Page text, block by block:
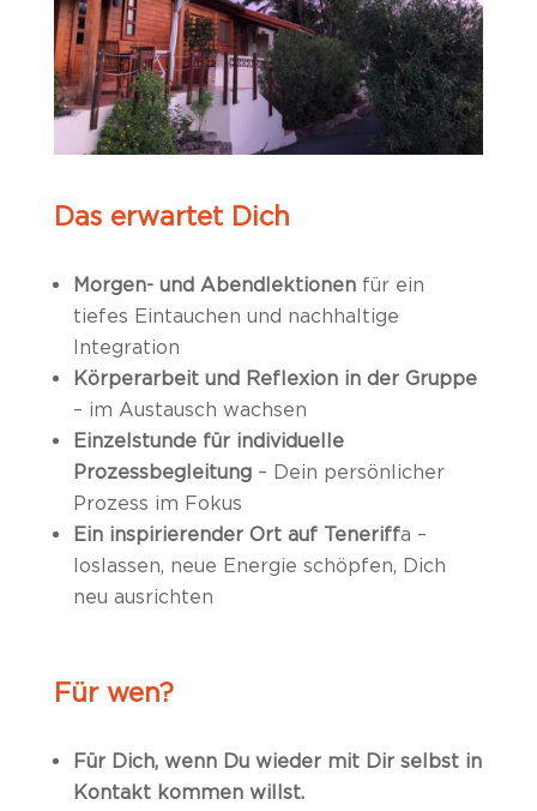
Das erwartet Dich
Morgen- und Abendlektionenfür ein
tiefes Eintauchen und nachhaltige
Integration
Körperarbeit und Reflexion in der Gruppe
– im Austausch wachsen
Einzelstunde für individuelle
Prozessbegleitung– Dein persönlicher
Prozess im Fokus
Ein inspirierender Ort auf Teneriffa –
loslassen, neue Energie schöpfen, Dich
neu ausrichten
Für wen?
Für Dich, wenn Du wieder mit Dir selbst in
Kontakt kommen willst.